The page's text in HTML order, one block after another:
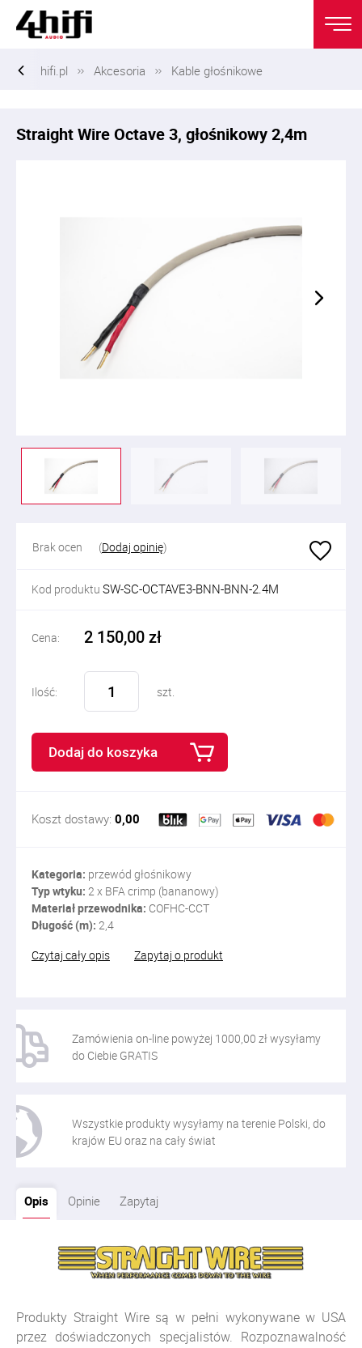
hifi.pl Akcesoria Kable głośnikowe
Straight Wire Octave 3, głośnikowy 2,4m
Brak ocen (Dodaj opinię)
Kod produktu SW-SC-OCTAVE3-BNN-BNN-2.4M
Cena: 2 150,00 zł
Ilość: szt.
Dodaj do koszyka
Koszt dostawy: 0,00
Kategoria: przewód głośnikowy
Typ wtyku: 2 x BFA crimp (bananowy)
Materiał przewodnika: COFHC-CCT
Długość (m): 2,4
Czytaj cały opis
Zapytaj o produkt
Zamówienia on-line powyżej 1000,00 zł wysyłamy
do Ciebie GRATIS
Wszystkie produkty wysyłamy na terenie Polski, do
krajów EU oraz na cały świat
Opis Opinie Zapytaj
Produkty Straight Wire są w pełni wykonywane w USA
przez doświadczonych specjalistów. Rozpoznawalność